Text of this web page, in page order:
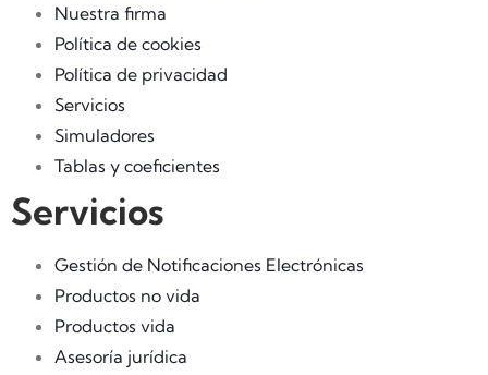
Nuestra firma
Política de cookies
Política de privacidad
Servicios
Simuladores
Tablas y coeficientes
Servicios
Gestión de Notificaciones Electrónicas
Productos no vida
Productos vida
Asesoría jurídica